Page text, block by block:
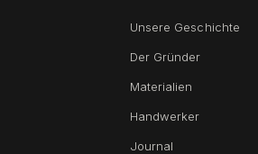
Unsere Geschichte
Der Gründer
Materialien
Handwerker
Journal